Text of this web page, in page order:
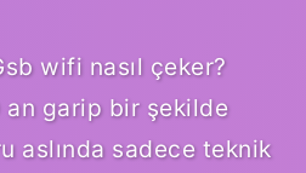
wifi nasıl çeker?
garip bir şekilde
aslında sadece teknik